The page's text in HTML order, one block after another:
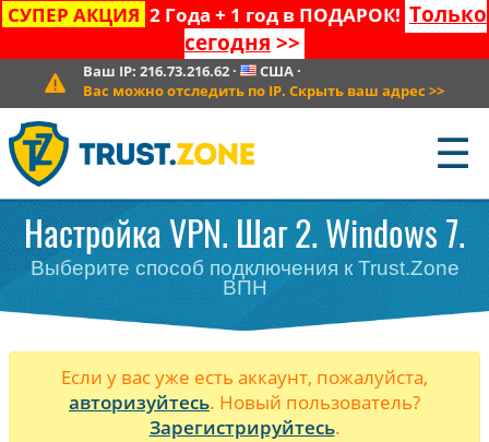
СУПЕР АКЦИЯ 2 Года + 1 год в ПОДАРОК! Только
сегодня >>
Ваш IP: 216.73.216.62· США·
Вас можно отследить по IP. Скрыть ваш адрес >>
☰
Настройка VPN. Шаг 2. Windows 7.
Выберите способ подключения к Trust.Zone
ВПН
Если у вас уже есть аккаунт, пожалуйста,
авторизуйтесь. Новый пользователь?
Зарегистрируйтесь.